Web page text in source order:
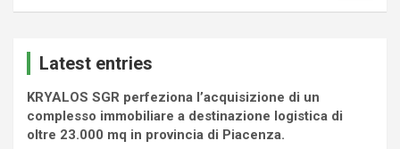
Latest entries
KRYALOS SGR perfeziona l’acquisizione di un
complesso immobiliare a destinazione logistica di
oltre 23.000 mq in provincia di Piacenza.